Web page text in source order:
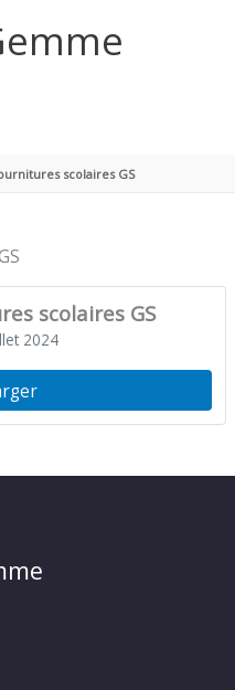
scolaires GS
scolaires GS
2024